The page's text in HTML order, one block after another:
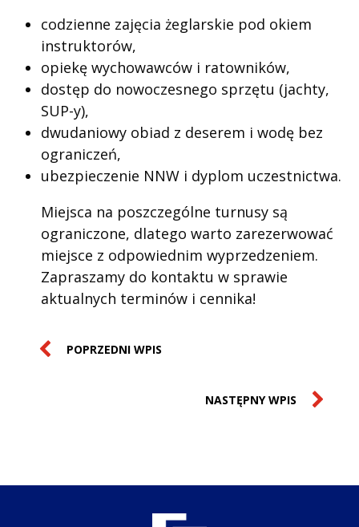
codzienne zajęcia żeglarskie pod okiem
instruktorów,
opiekę wychowawców i ratowników,
dostęp do nowoczesnego sprzętu (jachty,
SUP-y),
dwudaniowy obiad z deserem i wodę bez
ograniczeń,
ubezpieczenie NNW i dyplom uczestnictwa.
Miejsca na poszczególne turnusy są
ograniczone, dlatego warto zarezerwować
miejsce z odpowiednim wyprzedzeniem.
Zapraszamy do kontaktu w sprawie
aktualnych terminów i cennika!
POPRZEDNI WPIS
NASTĘPNY WPIS